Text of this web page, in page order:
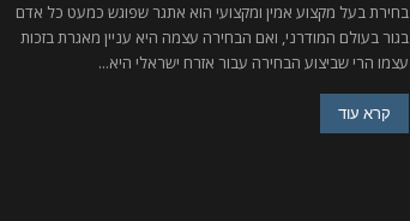
בחירת בעל מקצוע אמין ומקצועי הוא אתגר שפוגש כמעט כל אדם
בגור בעולם המודרני, ואם הבחירה עצמה היא עניין מאגרת בזכות
עצמו הרי שביצוע הבחירה עבור אזרח ישראלי היא...
קרא עוד